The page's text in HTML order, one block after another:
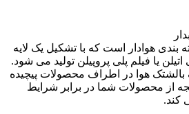
بندی هوادار است که با تشکیل یک لایه
یا فیلم پلی پروپیلن تولید می شود.
بالشتک هوا در اطراف محصولات پیچیده
از محصولات شما در برابر شرایط
کند.